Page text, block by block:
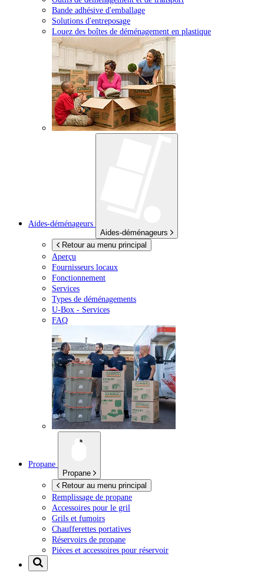
Bande adhésive d'emballage
Solutions d'entreposage
Louez des boîtes de déménagement en plastique
Aides-déménageurs
Aides-déménageurs
Retour au menu principal
Aperçu
Fournisseurs locaux
Fonctionnement
Services
Types de déménagements
U-Box - Services
FAQ
Propane
Propane
Retour au menu principal
Remplissage de propane
Accessoires pour le gril
Grils et fumoirs
Chaufferettes portatives
Réservoirs de propane
Pièces et accessoires pour réservoir